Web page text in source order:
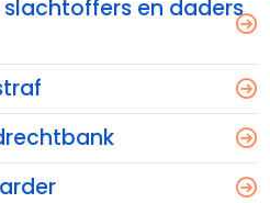
en daders